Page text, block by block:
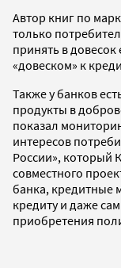
Автор книг по
только
принять в
«довеском» к
Также у банков
продукты в
показал
интересов
России», который
совместного
банка, кредитные
кредиту и даже
приобретения